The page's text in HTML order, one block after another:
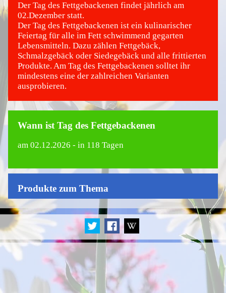
©
Der Tag des Fettgebackenen findet jährlich am
02.Dezember statt.
Der Tag des Fettgebackenen ist ein kulinarischer
Feiertag für alle im Fett schwimmend gegarten
Lebensmitteln. Dazu zählen Fettgebäck,
Schmalzgebäck oder Siedegebäck und alle frittierten
Produkte. Am Tag des Fettgebackenen solltet ihr
mindestens eine der zahlreichen Varianten
ausprobieren.
Wann ist Tag des Fettgebackenen
am 02.12.2026 - in 118 Tagen
Produkte zum Thema